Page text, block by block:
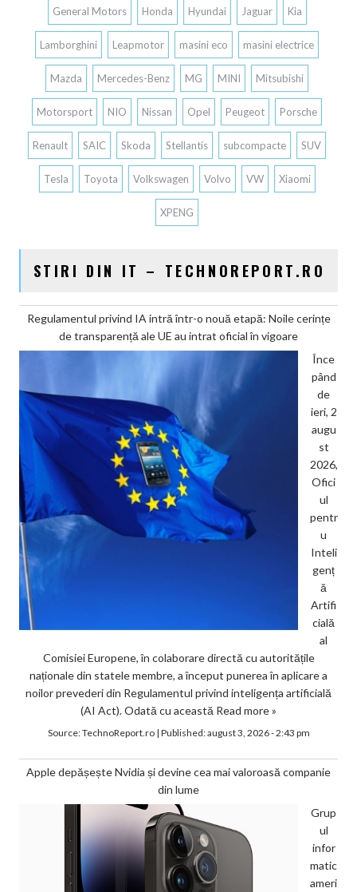
General Motors Honda Hyundai Jaguar Kia
Lamborghini Leapmotor masini eco masini electrice
Mazda Mercedes-Benz MG MINI Mitsubishi
Motorsport NIO Nissan Opel Peugeot Porsche
Renault SAIC Skoda Stellantis subcompacte SUV
Tesla Toyota Volkswagen Volvo VW Xiaomi
XPENG
STIRI DIN IT – TECHNOREPORT.RO
Regulamentul privind IA intră într-o nouă etapă: Noile cerințe
de transparență ale UE au intrat oficial în vigoare
Înce
pând
de
ieri, 2
augu
st
2026,
Ofici
ul
pentr
u
Inteli
genț
ă
Artifi
cială
al
Comisiei Europene, în colaborare directă cu autoritățile
naționale din statele membre, a început punerea în aplicare a
noilor prevederi din Regulamentul privind inteligența artificială
(AI Act). Odată cu această Read more »
Source:TechnoReport.ro| Published:august 3, 2026 - 2:43 pm
Apple depășește Nvidia și devine cea mai valoroasă companie
din lume
Grup
ul
infor
matic
ameri